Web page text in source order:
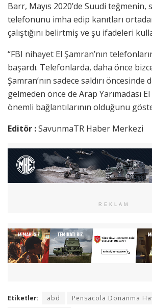
Barr, Mayıs 2020’de Suudi teğmenin,
telefonunu imha edip kanıtları
çalıştığını belirtmiş ve şu ifadeleri
“FBI nihayet El Şamran’nın
başardı. Telefonlarda, daha önce
Şamran’nın sadece saldırı öncesinde
gelmeden önce de Arap Yarımadası
önemli bağlantılarının olduğunu
Editör :SavunmaTR Haber Merkezi
REKLAM
Etiketler: abd Pensacola Donanma